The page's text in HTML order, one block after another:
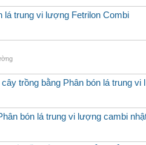
lá trung vi lượng Fetrilon Combi
trồng bằng Phân bón lá trung vi
bón lá trung vi lượng cambi